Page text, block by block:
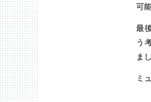
可
最
う
ま
ミ